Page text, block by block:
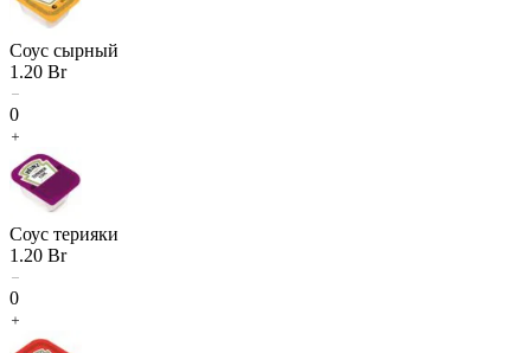
Соус сырный
1.20 Br
0
Соус терияки
1.20 Br
0